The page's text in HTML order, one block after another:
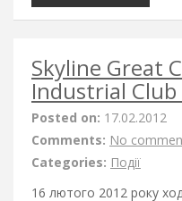
Skyline Great
Industrial
Posted on: 17.02.2012
Comments: No
Categories: Події
16 лютого 2012 року